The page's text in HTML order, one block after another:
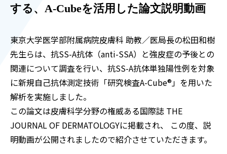
する、A-Cubeを活用した論文説明動画
東京大学医学部附属病院皮膚科 助教／医局長の松田和樹
先生らは、抗SS-A抗体（anti-SSA）と強皮症の予後との
関連について調査を行い、抗SS-A抗体単独陽性例を対象
に新規自己抗体測定技術「研究検査A-Cube®」を用いた
解析を実施しました。
この論文は皮膚科学分野の権威ある国際誌 THE
JOURNAL OF DERMATOLOGYに掲載され、 この度、説
明動画が公開されましたので紹介させていただきます。